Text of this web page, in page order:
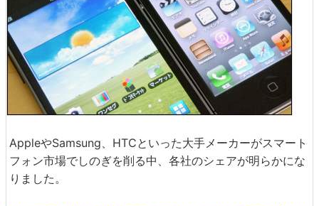
AppleやSamsung、HTCといった大手メーカーがスマート
フォン市場でしのぎを削る中、各社のシェアが明らかにな
りました。